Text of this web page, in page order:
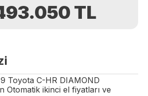
TL
Toyota C-HR DIAMOND
Otomatik ikinci el fiyatları ve